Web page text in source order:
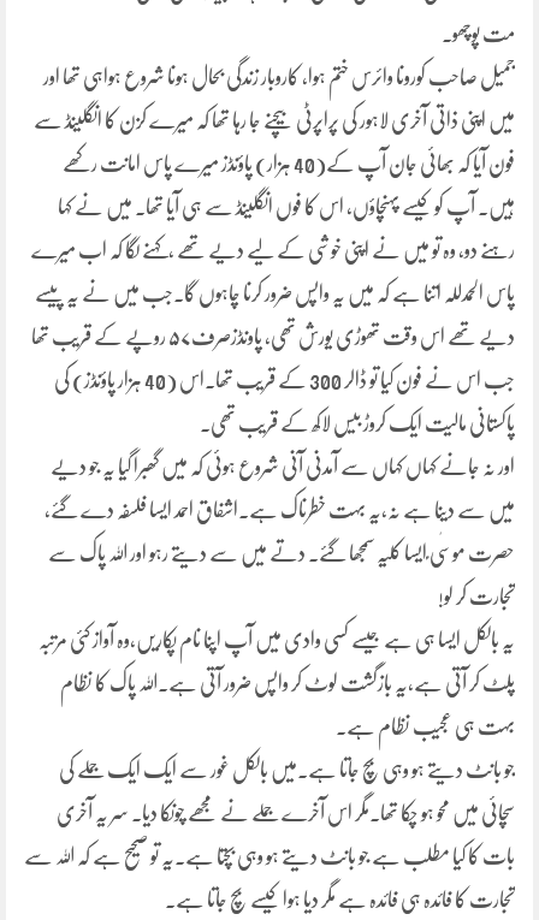
مت پوچھو۔
جمیل صاحب کورونا وائرس ختم ہوا، کاروبار زندگی بحال ہونا شروع ہواہی تھا اور
میں اپنی ذاتی آخری لاہور کی پراپرٹی بیچنے جا رہا تھا کہ میرے کزن کا انگلینڈ سے
فون آیا کہ بھائی جان آپ کے(40 ہزار) پاؤنڈز میرے پاس امانت رکھے
ہیں۔ آپ کو کیسے پہنچاؤں، اس کا فوں انگلینڈ سے ہی آیا تھا۔ میں نے کہا
رہنے دو، وہ تو میں نے اپنی خوشی کے لیے دیے تھے ،کہنے لگا کہ اب میرے
پاس الحمدللہ اتنا ہے کہ میں یہ واپس ضرور کرنا چاہوں گا۔جب میں نے یہ پیسے
دیے تھے اس وقت تھوڑی یورش تھی، پاونڈزصرف۵۷ روپے کے قریب تھا
جب اس نے فون کیا تو ڈالر 300 کے قریب تھا۔اس (40 ہزار پاؤنڈز) کی
پاکستانی مالیت ایک کروڑ بیس لاکھ کے قریب تھی۔
اور نہ جانے کہاں کہاں سے آمدنی آنی شروع ہوئی کہ میں گھبرا گیا یہ جو دیے
میں سے دینا ہے نہ،یہ بہت خطرناک ہے۔اشفاق احمد ایسا فلسفہ دے گئے،
حصرت موسٰی ؑایسا کلیہ سمجھا گئے۔ دتے میں سے دیتے رہو اور اللہ پاک سے
تجارت کر لو!
یہ بالکل ایسا ہی ہے جیسے کسی وادی میں آپ اپنا نام پکاریں،وہ آواز کئی مرتبہ
پلٹ کر آتی ہے،یہ بازگشت لوٹ کر واپس ضرور آتی ہے۔اللہ پاک کا نظام
بہت ہی عجیب نظام ہے۔
جو بانٹ دیتے ہو وہی بچ جاتا ہے۔میں بالکل غور سے ایک ایک جملے کی
سچائی میں محو ہو چکا تھا۔مگر اس آخرے جملے نے مجھے چونکا دیا۔ سر یہ آخری
بات کا کیا مطلب ہے جو بانٹ دیتے ہو وہی بچتا ہے۔یہ تو صحیح ہے کہ اللہ سے
تجارت کا فائدہ ہی فائدہ ہے مگر دیا ہوا کیسے بچ جاتا ہے۔